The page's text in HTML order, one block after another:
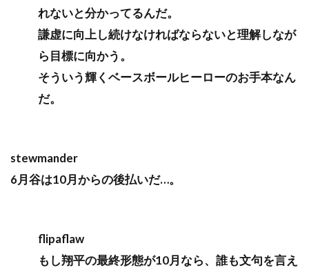
れないと分かってるんだ。
謙虚に向上し続けなければならないと理解しなが
ら目標に向かう。
そういう輝くベースボールヒーローのお手本なん
だ。
stewmander
6月谷は10月からの後払いだ…。
flipaflaw
もし翔平の最終形態が10月なら、誰も文句を言え